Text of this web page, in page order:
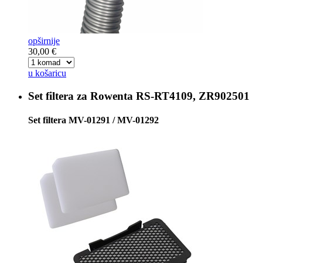
opširnije
30,00 €
u košaricu
Set filtera za Rowenta RS-RT4109, ZR902501
Set filtera MV-01291 / MV-01292